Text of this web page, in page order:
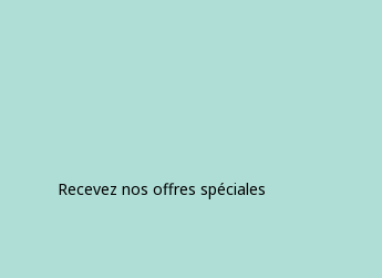
Recevez nos offres spéciales